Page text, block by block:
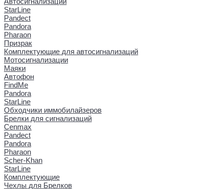
StarLine
Pandect
Pandora
Pharaon
Призрак
Комплектующие для автосигнализаций
Мотосигнализации
Маяки
Автофон
FindMe
Pandora
StarLine
Обходчики иммобилайзеров
Брелки для сигнализаций
Cenmax
Pandect
Pandora
Pharaon
Scher-Khan
StarLine
Комплектующие
Чехлы для Брелков